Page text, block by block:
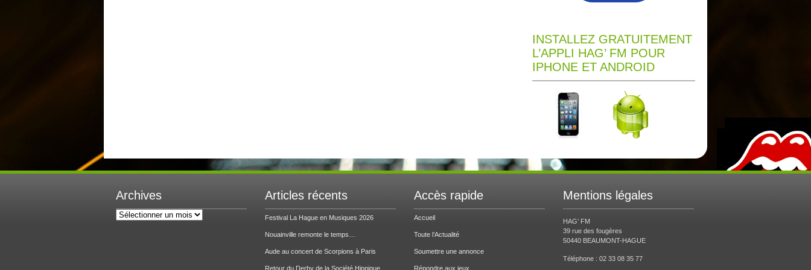
INSTALLEZ GRATUITEMENT
L’APPLI HAG’ FM POUR
IPHONE ET ANDROID
Archives
Archives
Articles récents
Festival La Hague en Musiques 2026
Nouainville remonte le temps…
Aude au concert de Scorpions à Paris
Retour du Derby de la Société Hippique
Accès rapide
Accueil
Toute l’Actualité
Soumettre une annonce
Répondre aux jeux
Mentions légales
HAG’ FM
39 rue des fougères
50440 BEAUMONT-HAGUE
Téléphone : 02 33 08 35 77